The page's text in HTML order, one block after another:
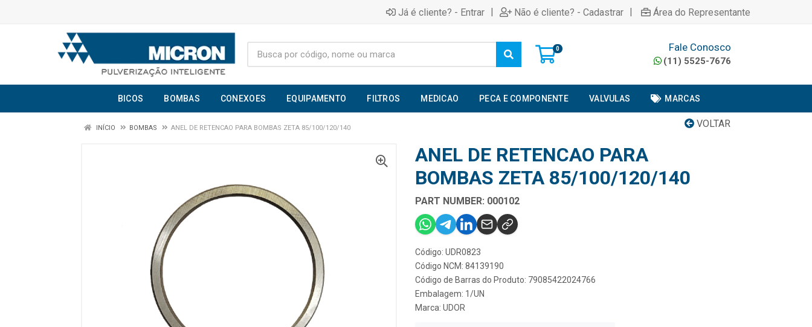
Já é cliente? - Entrar | Não é cliente? - Cadastrar | Área do Representante
0 Fale Conosco
(11) 5525-7676
BICOS BOMBAS CONEXOES EQUIPAMENTO FILTROS MEDICAO PECA E COMPONENTE VALVULAS MARCAS
VOLTAR
INÍCIO BOMBAS ANEL DE RETENCAO PARA BOMBAS ZETA 85/100/120/140
ANEL DE RETENCAO PARA
BOMBAS ZETA 85/100/120/140
PART NUMBER: 000102
Código: UDR0823
Código NCM: 84139190
Código de Barras do Produto: 79085422024766
Embalagem: 1/UN
Marca: UDOR